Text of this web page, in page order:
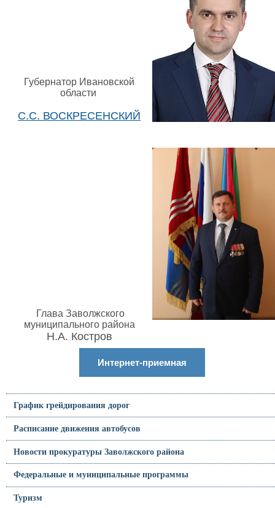
Губернатор Ивановской
области
С.С. ВОСКРЕСЕНСКИЙ
Глава Заволжского
муниципального района
Н.А. Костров
Интернет-приемная
График грейдирования дорог
Расписание движения автобусов
Новости прокуратуры Заволжского района
Федеральные и муниципальные программы
Туризм